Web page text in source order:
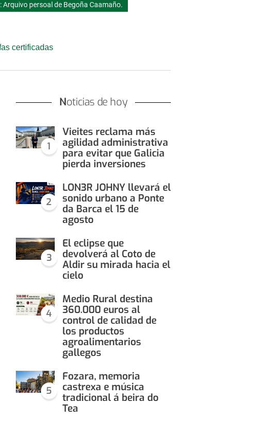
persoal de Begoña Caamaño.
certificadas
Noticias de hoy
1
Vieites reclama más
agilidad administrativa
para evitar que Galicia
pierda inversiones
2
LON3R JOHNY llevará el
sonido urbano a Ponte
da Barca el 15 de
agosto
3
El eclipse que
devolverá al Coto de
Aldir su mirada hacia el
cielo
4
Medio Rural destina
360.000 euros al
control de calidad de
los productos
agroalimentarios
gallegos
5
Fozara, memoria
castrexa e música
tradicional á beira do
Tea